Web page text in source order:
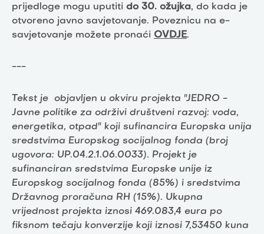
prijedloge mogu uputiti do 30. ožujka, do kada je
otvoreno javno savjetovanje. Poveznicu na e-
savjetovanje možete pronaći OVDJE.
---
Tekst je objavljen u okviru projekta "JEDRO -
Javne politike za održivi društveni razvoj: voda,
energetika, otpad" koji sufinancira Europska unija
sredstvima Europskog socijalnog fonda (broj
ugovora: UP.04.2.1.06.0033). Projekt je
sufinanciran sredstvima Europske unije iz
Europskog socijalnog fonda (85%) i sredstvima
Državnog proračuna RH (15%). Ukupna
vrijednost projekta iznosi 469.083,4 eura po
fiksnom tečaju konverzije koji iznosi 7,53450 kuna